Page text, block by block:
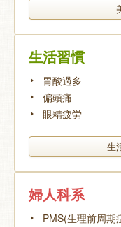
生活習慣
胃酸過多
偏頭痛
眼精疲労
生
婦人科系
PMS(生理前周期